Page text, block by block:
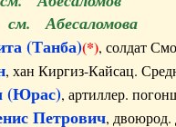
см. Абесаломова
(Танба)(*), солдат
, хан Киргиз-Кайсац.
(Юрас), артиллер.
Петрович,